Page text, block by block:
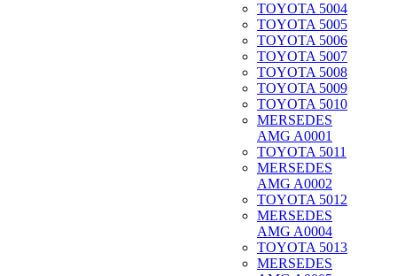
TOYOTA 5004
TOYOTA 5005
TOYOTA 5006
TOYOTA 5007
TOYOTA 5008
TOYOTA 5009
TOYOTA 5010
MERSEDES
AMG A0001
TOYOTA 5011
MERSEDES
AMG A0002
TOYOTA 5012
MERSEDES
AMG A0004
TOYOTA 5013
MERSEDES